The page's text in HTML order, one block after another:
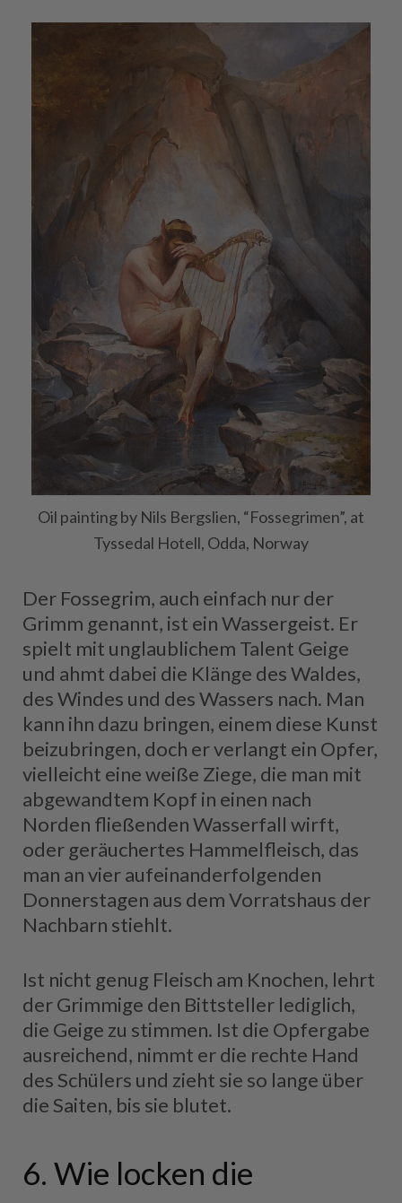
Oil painting by Nils Bergslien, “Fossegrimen”, at
Tyssedal Hotell, Odda, Norway
Der Fossegrim, auch einfach nur der
Grimm genannt, ist ein Wassergeist. Er
spielt mit unglaublichem Talent Geige
und ahmt dabei die Klänge des Waldes,
des Windes und des Wassers nach. Man
kann ihn dazu bringen, einem diese Kunst
beizubringen, doch er verlangt ein Opfer,
vielleicht eine weiße Ziege, die man mit
abgewandtem Kopf in einen nach
Norden fließenden Wasserfall wirft,
oder geräuchertes Hammelfleisch, das
man an vier aufeinanderfolgenden
Donnerstagen aus dem Vorratshaus der
Nachbarn stiehlt.
Ist nicht genug Fleisch am Knochen, lehrt
der Grimmige den Bittsteller lediglich,
die Geige zu stimmen. Ist die Opfergabe
ausreichend, nimmt er die rechte Hand
des Schülers und zieht sie so lange über
die Saiten, bis sie blutet.
6. Wie locken die